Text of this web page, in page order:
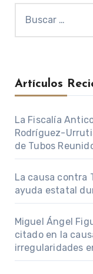
Artículos
La Fiscalía
Rodríguez-
de Tubos
La causa contra
ayuda estatal
Miguel Ángel
citado en la
irregularidades